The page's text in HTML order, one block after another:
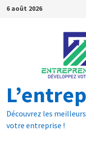
6 août 2026
Découvrez les
votre entreprise !